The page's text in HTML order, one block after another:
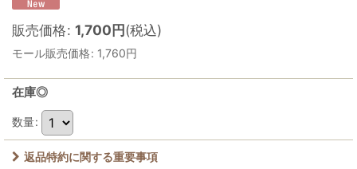
販売価格: 1,700円(税込)
モール販売価格: 1,760円
在庫◎
数量:
返品特約に関する重要事項